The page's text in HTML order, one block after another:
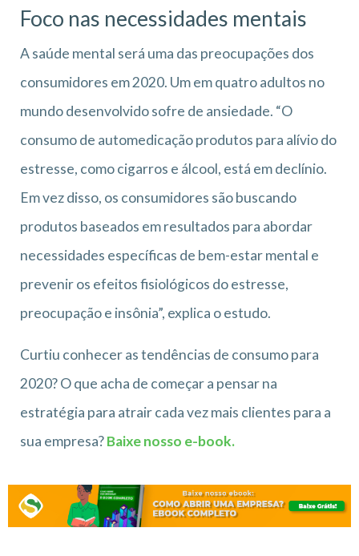
Foco nas necessidades mentais
A saúde mental será uma das preocupações dos
consumidores em 2020. Um em quatro adultos no
mundo desenvolvido sofre de ansiedade. “O
consumo de automedicação produtos para alívio do
estresse, como cigarros e álcool, está em declínio.
Em vez disso, os consumidores são buscando
produtos baseados em resultados para abordar
necessidades específicas de bem-estar mental e
prevenir os efeitos fisiológicos do estresse,
preocupação e insônia”, explica o estudo.
Curtiu conhecer as tendências de consumo para
2020? O que acha de começar a pensar na
estratégia para atrair cada vez mais clientes para a
sua empresa?Baixe nosso e-book.